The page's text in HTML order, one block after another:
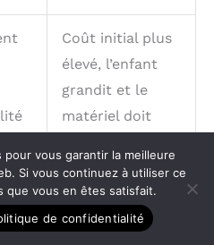
Coût initial plus
élevé, l’enfant
grandit et le
matériel doit
vérifier
vous garantir la meilleure
Si vous continuez à utiliser ce
que vous en êtes satisfait.
de confidentialité